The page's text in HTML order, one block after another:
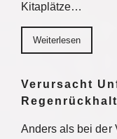
Kitaplätze…
Weiterlesen
Verursacht
Anders als bei der